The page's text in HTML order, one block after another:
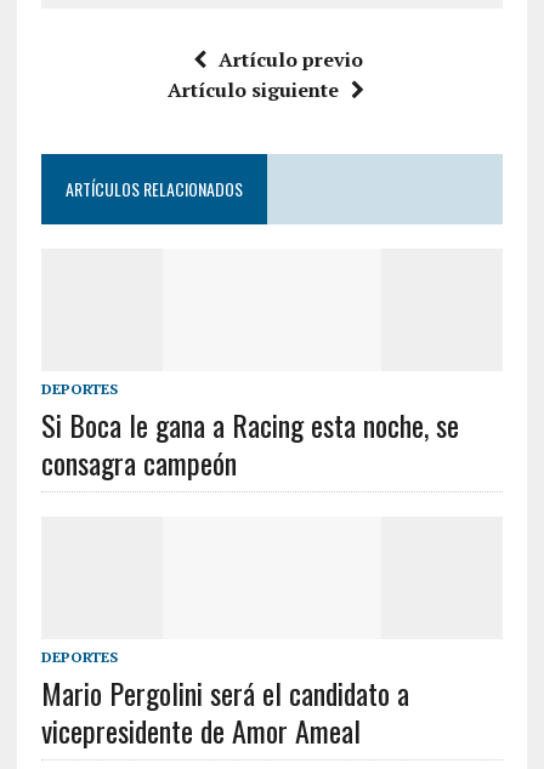
Artículo previo
Artículo siguiente
ARTÍCULOS RELACIONADOS
DEPORTES
Si Boca le gana a Racing esta noche, se
consagra campeón
DEPORTES
Mario Pergolini será el candidato a
vicepresidente de Amor Ameal